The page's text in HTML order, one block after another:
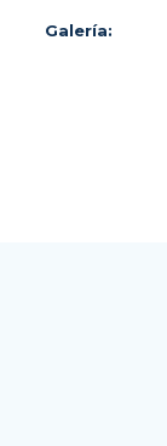
Galería: